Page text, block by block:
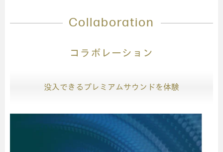
Collaboration
コラボレーション
没入できるプレミアムサウンドを体験